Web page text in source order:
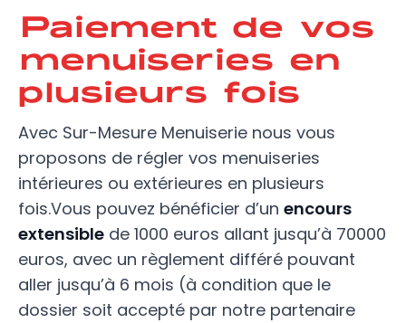
Paiement de vos
menuiseries en
plusieurs fois
Avec Sur-Mesure Menuiserie nous vous
proposons de régler vos menuiseries
intérieures ou extérieures en plusieurs
fois.Vous pouvez bénéficier d’un encours
extensible de 1000 euros allant jusqu’à 70000
euros, avec un règlement différé pouvant
aller jusqu’à 6 mois (à condition que le
dossier soit accepté par notre partenaire